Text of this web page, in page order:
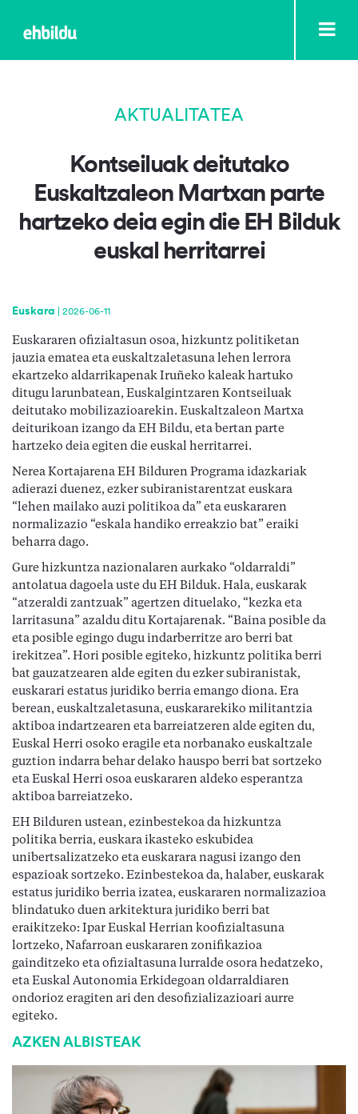
AKTUALITATEA
Kontseiluak deitutako
Euskaltzaleon Martxan parte
hartzeko deia egin die EH Bilduk
euskal herritarrei
Euskara 2026-06-11
Euskararen ofizialtasun osoa, hizkuntz politiketan
jauzia ematea eta euskaltzaletasuna lehen lerrora
ekartzeko aldarrikapenak Iruñeko kaleak hartuko
ditugu larunbatean, Euskalgintzaren Kontseiluak
deitutako mobilizazioarekin. Euskaltzaleon Martxa
deiturikoan izango da EH Bildu, eta bertan parte
hartzeko deia egiten die euskal herritarrei.
Nerea Kortajarena EH Bilduren Programa idazkariak
adierazi duenez, ezker subiranistarentzat euskara
“lehen mailako auzi politikoa da” eta euskararen
normalizazio “eskala handiko erreakzio bat” eraiki
beharra dago.
Gure hizkuntza nazionalaren aurkako “oldarraldi”
antolatua dagoela uste du EH Bilduk. Hala, euskarak
“atzeraldi zantzuak” agertzen dituelako, “kezka eta
larritasuna” azaldu ditu Kortajarenak. “Baina posible da
eta posible egingo dugu indarberritze aro berri bat
irekitzea”. Hori posible egiteko, hizkuntz politika berri
bat gauzatzearen alde egiten du ezker subiranistak,
euskarari estatus juridiko berria emango diona. Era
berean, euskaltzaletasuna, euskararekiko militantzia
aktiboa indartzearen eta barreiatzeren alde egiten du,
Euskal Herri osoko eragile eta norbanako euskaltzale
guztion indarra behar delako hauspo berri bat sortzeko
eta Euskal Herri osoa euskararen aldeko esperantza
aktiboa barreiatzeko.
EH Bilduren ustean, ezinbestekoa da hizkuntza
politika berria, euskara ikasteko eskubidea
unibertsalizatzeko eta euskarara nagusi izango den
espazioak sortzeko. Ezinbestekoa da, halaber, euskarak
estatus juridiko berria izatea, euskararen normalizazioa
blindatuko duen arkitektura juridiko berri bat
eraikitzeko: Ipar Euskal Herrian koofizialtasuna
lortzeko, Nafarroan euskararen zonifikazioa
gainditzeko eta ofizialtasuna lurralde osora hedatzeko,
eta Euskal Autonomia Erkidegoan oldarraldiaren
ondorioz eragiten ari den desofizializazioari aurre
egiteko.
AZKEN ALBISTEAK